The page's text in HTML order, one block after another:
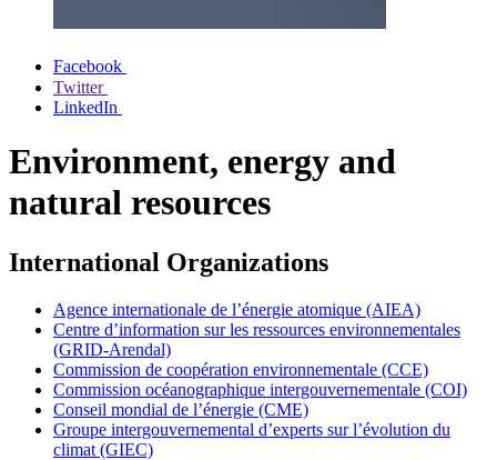
Facebook
Twitter
LinkedIn
Environment, energy and
natural resources
International Organizations
Agence internationale de l’énergie atomique (AIEA)
Centre d’information sur les ressources environnementales
(GRID-Arendal)
Commission de coopération environnementale (CCE)
Commission océanographique intergouvernementale (COI)
Conseil mondial de l’énergie (CME)
Groupe intergouvernemental d’experts sur l’évolution du
climat (GIEC)